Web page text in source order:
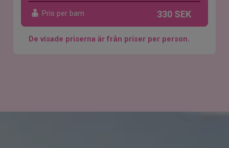
Pris per barn 330 SEK
De visade priserna är från priser per person.